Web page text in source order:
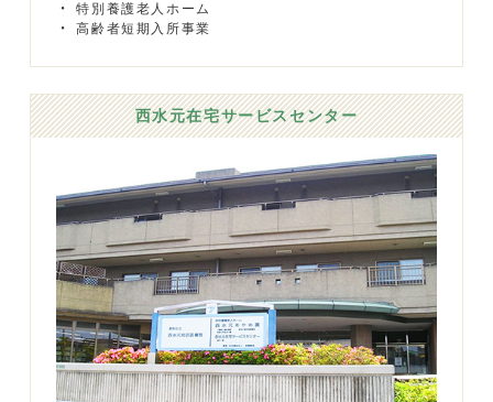
特別養護老人ホーム
高齢者短期入所事業
西水元在宅サービスセンター